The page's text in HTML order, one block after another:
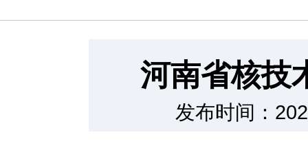
河南省核技
发布时间：